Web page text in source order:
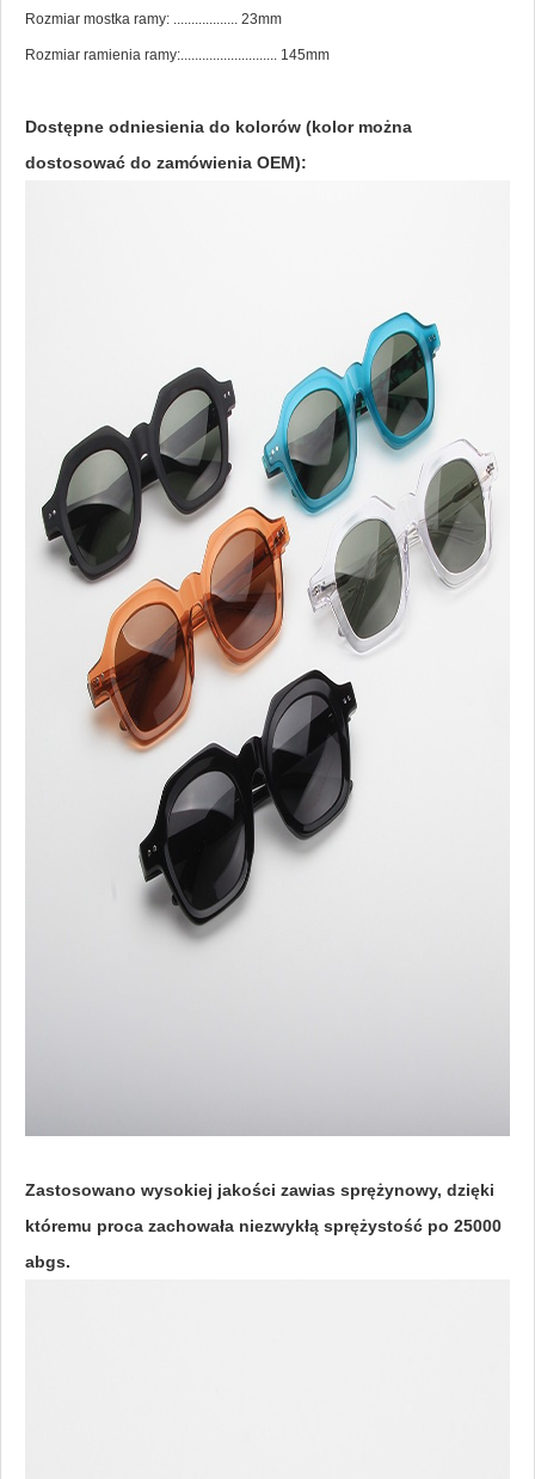
Rozmiar mostka ramy: .................. 23mm
Rozmiar ramienia ramy:........................... 145mm
Dostępne odniesienia do kolorów (kolor można
dostosować do zamówienia OEM):
Zastosowano wysokiej jakości zawias sprężynowy, dzięki
któremu proca zachowała niezwykłą sprężystość po 25000
abgs.